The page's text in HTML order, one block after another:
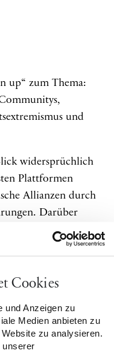
Cookies
und Anzeigen zu
Medien anbieten zu
zu analysieren.
unserer
up“ zum Thema:
und
widersprüchlich
Plattformen
Allianzen durch
Darüber
(DeZIM). Er teilt
„Inter-migrantische
Fragen
solche